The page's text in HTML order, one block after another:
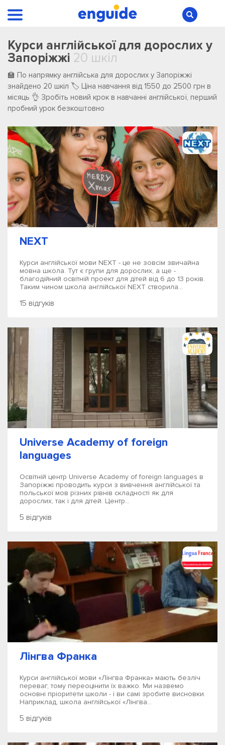
Курси англійської для дорослих у
Запоріжжі 20 шкіл
🏫 По напрямку англійська для дорослих у Запоріжжі
️знайдено ️20 ️шкіл 🏷️ Ціна навчання від 1550 до 2500 грн в
місяць 👌 Зробіть новий крок в навчанні англійської, перший
пробний урок безкоштовно
NEXT
Курси англійської мови NEXT - це не зовсім звичайна
мовна школа. Тут є групи для дорослих, а ще -
благодійний освітній проект для дітей від 6 до 13 років.
Таким чином школа англійської NEXT створила...
15 відгуків
Universe Academy of foreign
languages
Освітній центр Universe Academy of foreign languages ​​в
Запоріжжі проводить курси з вивчення англійської та
польської мов різних рівнів складності як для
дорослих, так і для дітей. Центр...
5 відгуків
Лінгва Франка
Курси англійської мови «Лінгва Франка» мають безліч
переваг, тому переоцінити їх важко. Ми назвемо
основні пріоритети школи - і ви самі зробите висновки.
Наприклад, школа англійської «Лінгва...
5 відгуків